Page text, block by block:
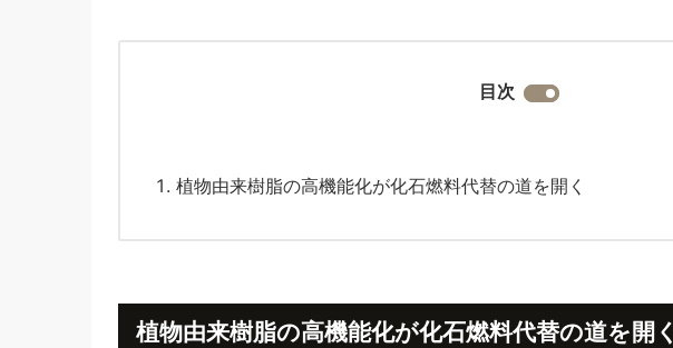
目次
植物由来樹脂の高機能化が化石燃料代替の道を開く
植物由来樹脂の高機能化が化石燃料代替の道を開く